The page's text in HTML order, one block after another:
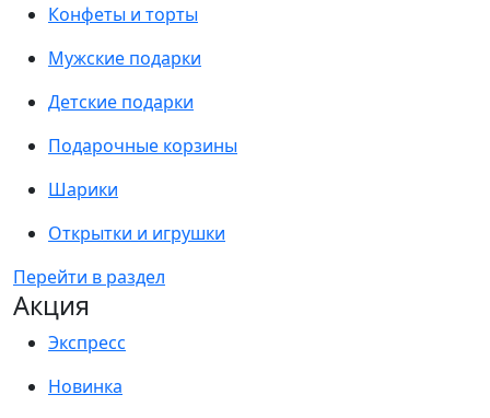
Конфеты и торты
Мужские подарки
Детские подарки
Подарочные корзины
Шарики
Открытки и игрушки
Перейти в раздел
Акция
Экспресс
Новинка